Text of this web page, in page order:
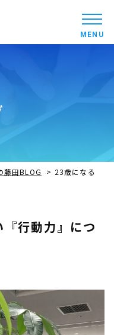
MENU
藤田BLOG > 23歳になる
行動力』につ